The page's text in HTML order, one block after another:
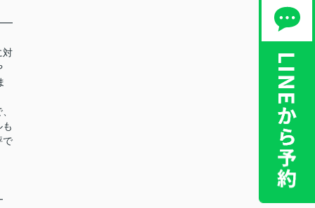
対
で